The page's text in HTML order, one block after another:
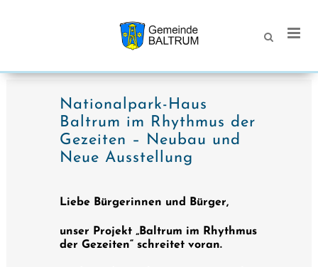
Nationalpark-Haus
Baltrum im Rhythmus der
Gezeiten – Neubau und
Neue Ausstellung
Liebe Bürgerinnen und Bürger,
unser Projekt „Baltrum im Rhythmus
der Gezeiten“ schreitet voran.